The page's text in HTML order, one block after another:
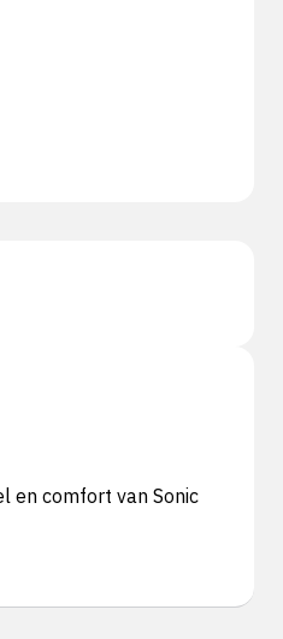
en comfort van Sonic